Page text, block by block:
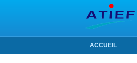
ACCUEIL